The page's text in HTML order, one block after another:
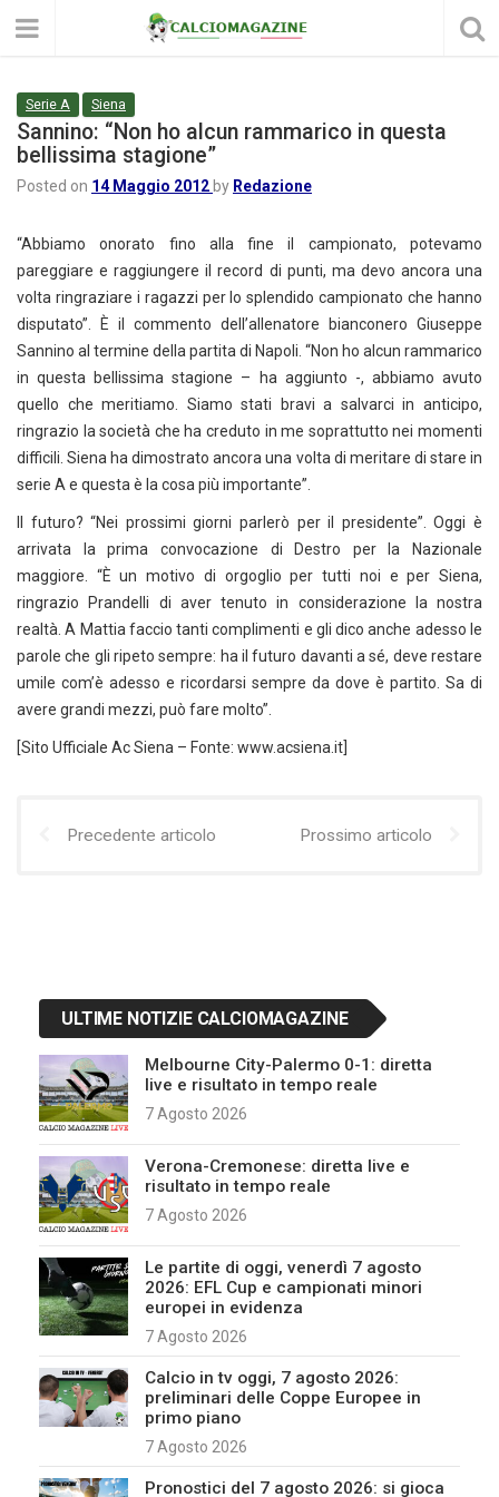
Serie A Siena
Sannino: “Non ho alcun rammarico in questa
bellissima stagione”
Posted on 14 Maggio 2012 by Redazione
“Abbiamo onorato fino alla fine il campionato, potevamo
pareggiare e raggiungere il record di punti, ma devo ancora una
volta ringraziare i ragazzi per lo splendido campionato che hanno
disputato”. È il commento dell’allenatore bianconero Giuseppe
Sannino al termine della partita di Napoli. “Non ho alcun rammarico
in questa bellissima stagione – ha aggiunto -, abbiamo avuto
quello che meritiamo. Siamo stati bravi a salvarci in anticipo,
ringrazio la società che ha creduto in me soprattutto nei momenti
difficili. Siena ha dimostrato ancora una volta di meritare di stare in
serie A e questa è la cosa più importante”.
Il futuro? “Nei prossimi giorni parlerò per il presidente”. Oggi è
arrivata la prima convocazione di Destro per la Nazionale
maggiore. “È un motivo di orgoglio per tutti noi e per Siena,
ringrazio Prandelli di aver tenuto in considerazione la nostra
realtà. A Mattia faccio tanti complimenti e gli dico anche adesso le
parole che gli ripeto sempre: ha il futuro davanti a sé, deve restare
umile com’è adesso e ricordarsi sempre da dove è partito. Sa di
avere grandi mezzi, può fare molto”.
[Sito Ufficiale Ac Siena – Fonte: www.acsiena.it]
Precedente articolo Prossimo articolo
ULTIME NOTIZIE CALCIOMAGAZINE
Melbourne City-Palermo 0-1: diretta
live e risultato in tempo reale
7 Agosto 2026
Verona-Cremonese: diretta live e
risultato in tempo reale
7 Agosto 2026
Le partite di oggi, venerdì 7 agosto
2026: EFL Cup e campionati minori
europei in evidenza
7 Agosto 2026
Calcio in tv oggi, 7 agosto 2026:
preliminari delle Coppe Europee in
primo piano
7 Agosto 2026
Pronostici del 7 agosto 2026: si gioca